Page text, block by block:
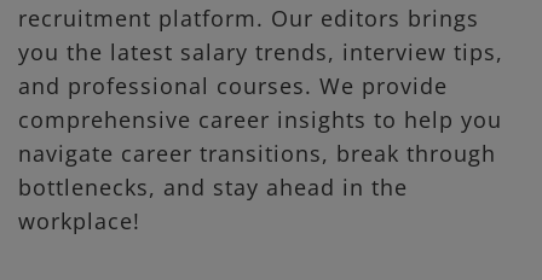
recruitment platform. Our editors brings
you the latest salary trends, interview tips,
and professional courses. We provide
comprehensive career insights to help you
navigate career transitions, break through
bottlenecks, and stay ahead in the
workplace!